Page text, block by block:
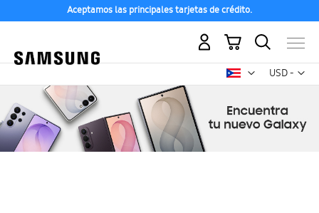
Aceptamos las principales tarjetas de crédito.
USD -
dólar
Mi carrito